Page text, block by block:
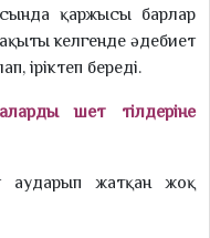
қаржысы барлар
келгенде әдебиет
іріктеп береді.
шет тілдеріне
аударып жатқан жоқ